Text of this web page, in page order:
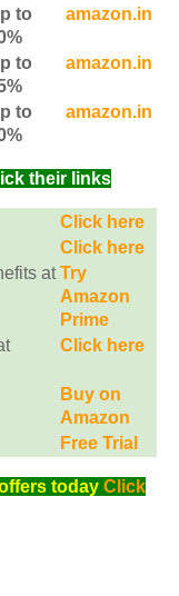
to
amazon.in
to
amazon.in
to
amazon.in
their links
Click here
Click here
at Try
Amazon
Prime
Click here
Buy on
Amazon
Free Trial
today Click